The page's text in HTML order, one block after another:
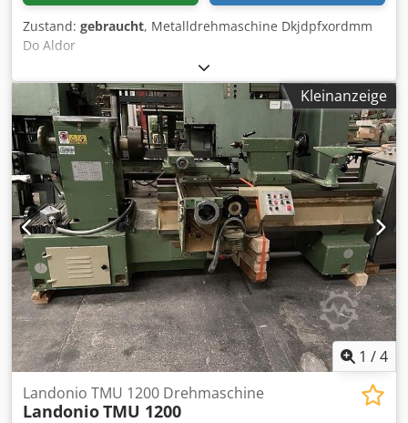
Zustand: gebraucht, Metalldrehmaschine Dkjdpfxordmm
Do Aldor
Kleinanzeige
1 /4
Landonio TMU 1200 Drehmaschine
LandonioTMU 1200